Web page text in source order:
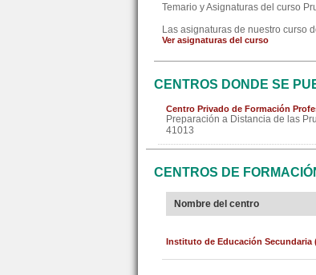
Temario y Asignaturas del curso
Las asignaturas de nuestro curso
Ver asignaturas del curso
CENTROS DONDE SE
Centro Privado de Formación
Preparación a Distancia de las
41013
CENTROS DE
Nombre del centro
Instituto de Educación Secundaria